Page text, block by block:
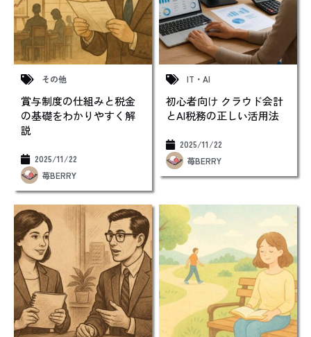
その他
賞与制度の仕組みと税金
の基礎をわかりやすく解
説
2025/11/22
苺BERRY
IT・AI
初心者向け クラウド会計
とAI税務の正しい活用法
2025/11/22
苺BERRY